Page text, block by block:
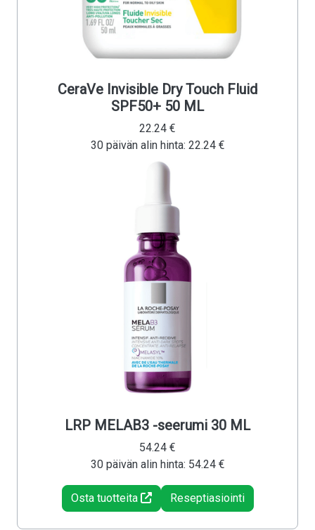
CeraVe Invisible Dry Touch Fluid
SPF50+ 50 ML
22.24 €
30 päivän alin hinta: 22.24 €
LRP MELAB3 -seerumi 30 ML
54.24 €
30 päivän alin hinta: 54.24 €
Osta tuotteita Reseptiasiointi